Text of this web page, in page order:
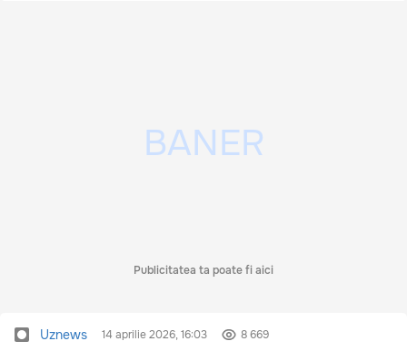
Publicitatea ta poate fi aici
Uznews 14 aprilie 2026, 16:03 8 669